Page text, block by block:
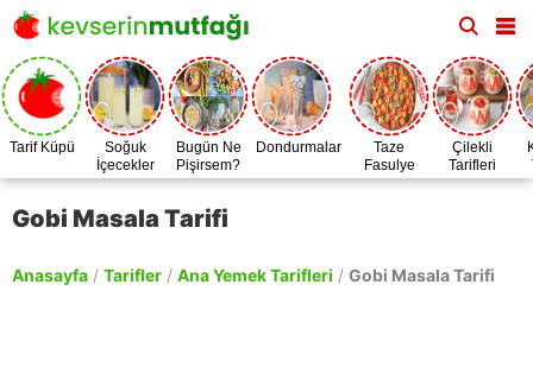
Tarif Küpü
Soğuk
İçecekler
Bugün Ne
Pişirsem?
Dondurmalar
Taze
Fasulye
Zamanı
Çilekli
Tarifleri
Gobi Masala Tarifi
Anasayfa / Tarifler / Ana Yemek Tarifleri / Gobi Masala Tarifi